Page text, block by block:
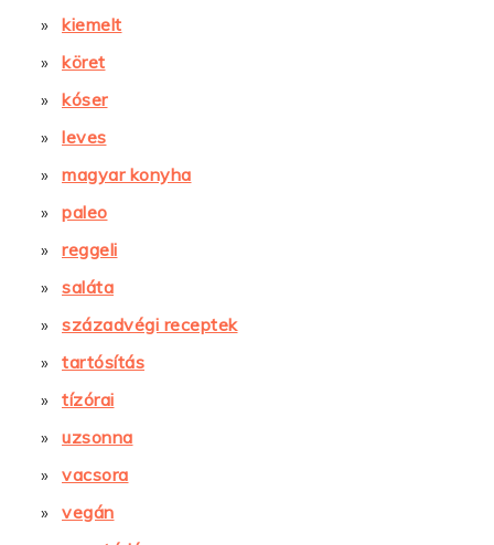
kiemelt
köret
kóser
leves
magyar konyha
paleo
reggeli
saláta
századvégi receptek
tartósítás
tízórai
uzsonna
vacsora
vegán